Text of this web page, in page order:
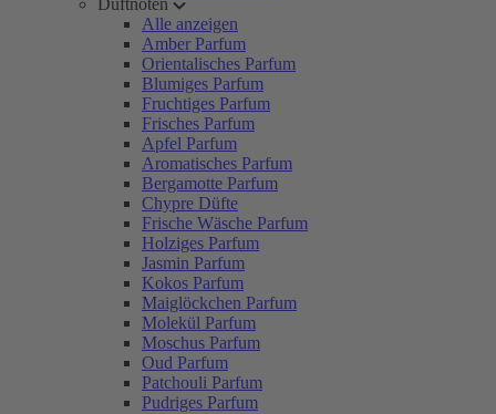
Duftnoten
Alle anzeigen
Amber Parfum
Orientalisches Parfum
Blumiges Parfum
Fruchtiges Parfum
Frisches Parfum
Apfel Parfum
Aromatisches Parfum
Bergamotte Parfum
Chypre Düfte
Frische Wäsche Parfum
Holziges Parfum
Jasmin Parfum
Kokos Parfum
Maiglöckchen Parfum
Molekül Parfum
Moschus Parfum
Oud Parfum
Patchouli Parfum
Pudriges Parfum